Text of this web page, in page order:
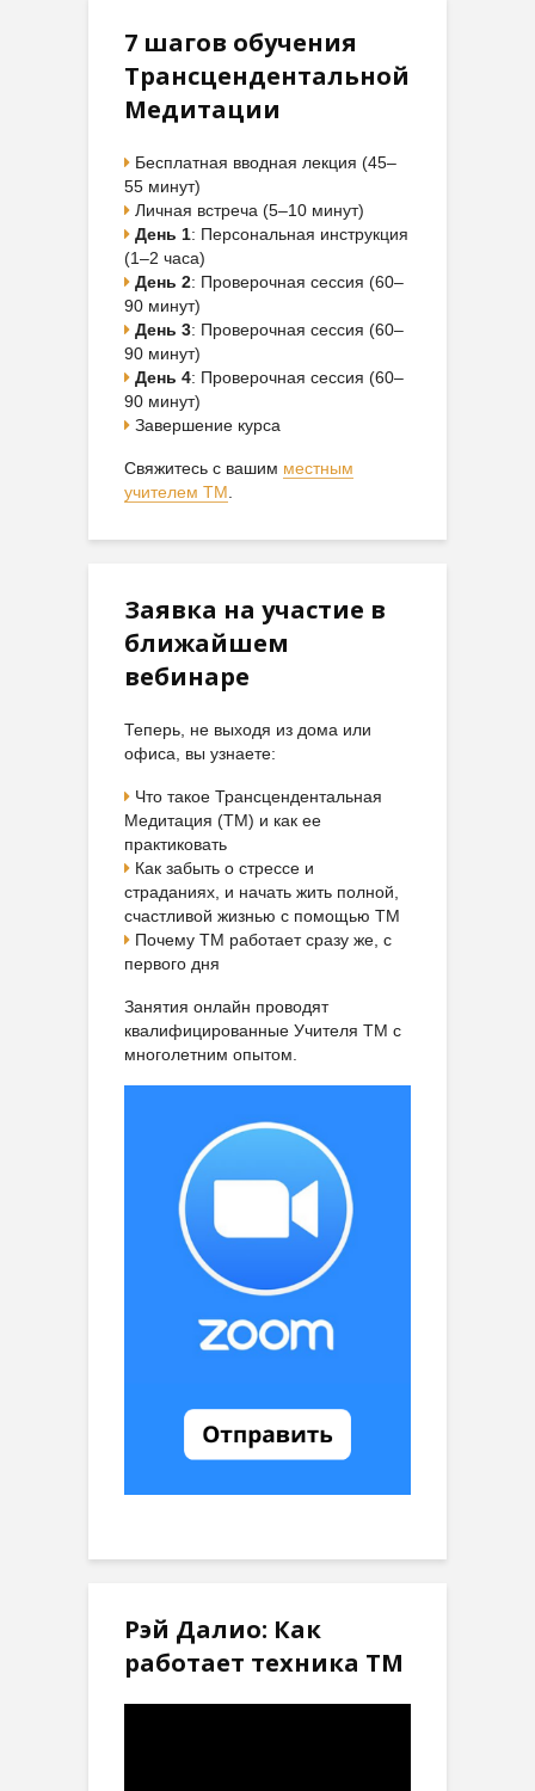
7 шагов обучения
Трансцендентальной
Медитации
Бесплатная вводная лекция (45–
55 минут)
Личная встреча (5–10 минут)
День 1: Персональная инструкция
(1–2 часа)
День 2: Проверочная сессия (60–
90 минут)
День 3: Проверочная сессия (60–
90 минут)
День 4: Проверочная сессия (60–
90 минут)
Завершение курса
Свяжитесь с вашим местным
учителем ТМ
Заявка на участие в
ближайшем
вебинаре
Теперь, не выходя из дома или
офиса, вы узнаете:
Что такое Трансцендентальная
Медитация (ТМ) и как ее
практиковать
Как забыть о стрессе и
страданиях, и начать жить полной,
счастливой жизнью с помощью ТМ
Почему ТМ работает сразу же, с
первого дня
Занятия онлайн проводят
квалифицированные Учителя ТМ с
многолетним опытом.
Рэй Далио: Как
работает техника ТМ